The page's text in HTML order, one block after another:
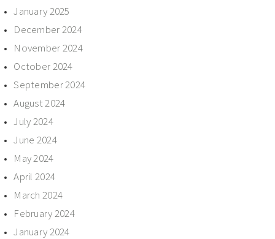
January 2025
December 2024
November 2024
October 2024
September 2024
August 2024
July 2024
June 2024
May 2024
April 2024
March 2024
February 2024
January 2024